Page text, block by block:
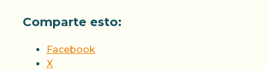
Comparte esto:
Facebook
X